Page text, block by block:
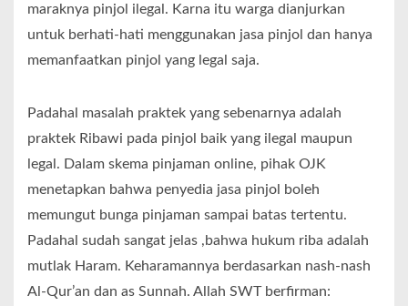
maraknya pinjol ilegal. Karna itu warga dianjurkan
untuk berhati-hati menggunakan jasa pinjol dan hanya
memanfaatkan pinjol yang legal saja.
Padahal masalah praktek yang sebenarnya adalah
praktek Ribawi pada pinjol baik yang ilegal maupun
legal. Dalam skema pinjaman online, pihak OJK
menetapkan bahwa penyedia jasa pinjol boleh
memungut bunga pinjaman sampai batas tertentu.
Padahal sudah sangat jelas ,bahwa hukum riba adalah
mutlak Haram. Keharamannya berdasarkan nash-nash
Al-Qur’an dan as Sunnah. Allah SWT berfirman: